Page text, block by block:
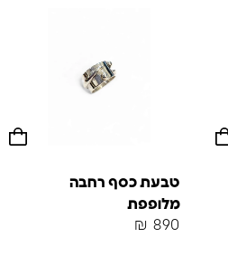
טבעת כסף רחבה
מלופפת
₪ 890